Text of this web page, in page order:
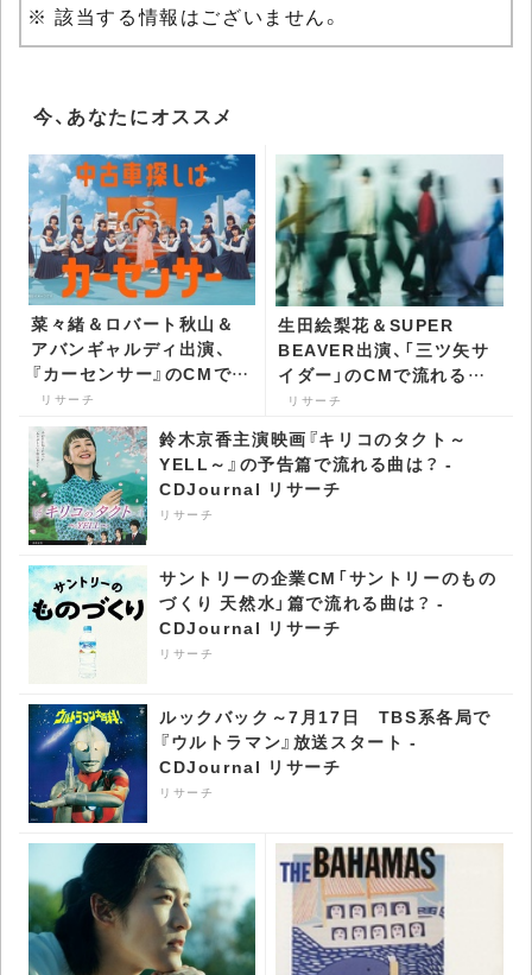
※ 該当する情報はございません。
今、あなたにオススメ
菜々緒＆ロバート秋山＆
アバンギャルディ出演、
『カーセンサー』のCMで流
れる曲は？ - CDJournal
リサーチ
リサーチ
生田絵梨花＆SUPER
BEAVER出演、「三ツ矢サ
イダー」のCMで流れる曲
は？ - CDJournal リサー
リサーチ
鈴木京香主演映画『キリコのタクト～
YELL～』の予告篇で流れる曲は？ -
CDJournal リサーチ
リサーチ
サントリーの企業CM「サントリーのもの
づくり 天然水」篇で流れる曲は？ -
CDJournal リサーチ
リサーチ
ルックバック～7月17日 TBS系各局で
『ウルトラマン』放送スタート -
CDJournal リサーチ
リサーチ